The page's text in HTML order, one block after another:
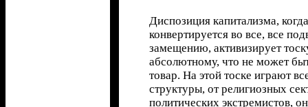
Диспозиция капитализма,
конвертируется во все, все
замещению, активизирует
абсолютному, что не может
товар. На этой тоске играют
структуры, от религиозных
политических экстремистов,